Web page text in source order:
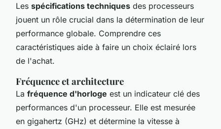
Les spécifications techniques des processeurs
jouent un rôle crucial dans la détermination de leur
performance globale. Comprendre ces
caractéristiques aide à faire un choix éclairé lors
de l'achat.
Fréquence et architecture
La fréquence d'horloge est un indicateur clé des
performances d'un processeur. Elle est mesurée
en gigahertz (GHz) et détermine la vitesse à